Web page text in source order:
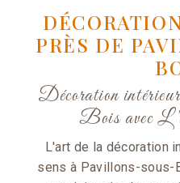
PRÈS DE
Décoration
Bois avec
L'art de la décoration
sens à Pavillons-sous-